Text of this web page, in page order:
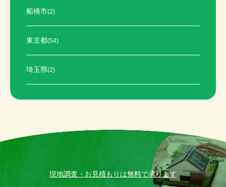
船橋市(2)
東京都(54)
埼玉県(2)
現地調査・お見積もりは無料で承ります